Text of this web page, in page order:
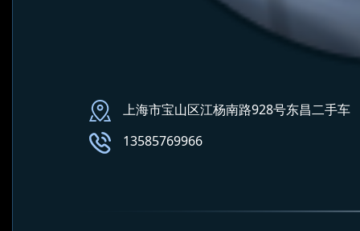
上海市宝山区江杨南路928号东昌二手车
13585769966